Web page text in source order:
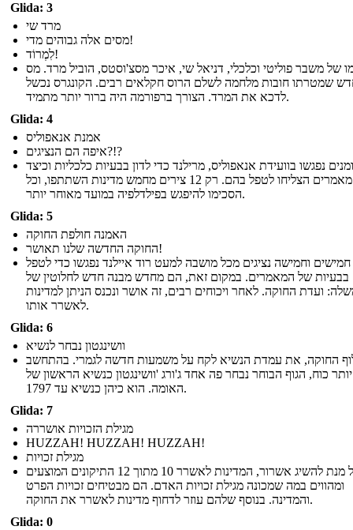
Glida: 3
מרד שי
מסים אלה גבוהים מדי!
לִמְרוֹד!
של משבר פוליטי וכלכלי, דניאל שי, איכר מסצ'וסטס, הוביל מרד. מס
שמטרתו חובות מלחמה לשלם הרוס חקלאים רבים. הקונגרס נכשל
לדכא את המרד. הצורך ברפורמה היה ברור יותר מתמיד.
Glida: 4
אמנת אנאפוליס
איפה הם הנציגים?!?
נפגשו בוועידת אנאפוליס, מרילנד כדי לדון בבעיות כלכליות וכיצד
מאמרים הצליחו לטפל בהם. רק 12 צירים מחמש מדינות השתתפו, וכל
הסכימו להיפגש בפילדלפיה במועד מאוחר יותר.
Glida: 5
האמנה חולפת החוקה
החוקה החדשה שלנו תאושר!
חמישים וחמישה נציגים מכל מושבה למעט רוד איילנד נפגשו כדי לטפל
בבעיות של המאמרים. במקום זאת, הם מחדש מבנה חדש לחלוטין של
ועדת החוקה. לאחר ויכוחים רבים, זה אושר ונכנס הניתן למדינות
לאשרר אותו.
Glida: 6
וושינגטון נבחר לנשיא
החוקה, את עמדת הנשיא לקח על משמעות חדשה לגמרי. בהתחשב
כוח, הגוף הבוחר נבחר פה אחד ג'ורג 'וושינגטון כנשיא הראשון של
האומה. הוא כיהן כנשיא עד 1797.
Glida: 7
מגילת הזכויות אושררה
HUZZAH! HUZZAH! HUZZAH!
מגילת זכויות
על מנת להשיג אשרור, המדינות לאשרר 10 מתוך 12 התיקונים המוצעים
ומהווים במה שמכונה מגילת זכויות האדם. הם מבטיחים זכויות הפרט
והמדינה. בנוסף שלהם עוזר לדחוף מדינות לאשרר את החוקה.
Glida: 0